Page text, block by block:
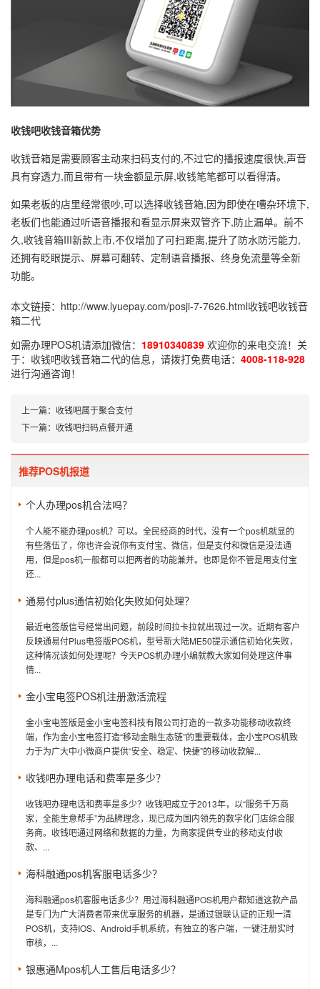
收钱吧收钱音箱优势
收钱音箱是需要顾客主动来扫码支付的,不过它的播报速度很快,声音
具有穿透力,而且带有一块金额显示屏,收钱笔笔都可以看得清。
如果老板的店里经常很吵,可以选择收钱音箱,因为即使在嘈杂环境下,
老板们也能通过听语音播报和看显示屏来双管齐下,防止漏单。前不
久,收钱音箱III新款上市,不仅增加了可扫距离,提升了防水防污能力,
还拥有眨眼提示、屏幕可翻转、定制语音播报、终身免流量等全新
功能。
本文链接： http://www.lyuepay.com/posji-7-7626.html收钱吧收钱音
箱二代
如需办理POS机请添加微信： 18910340839 欢迎你的来电交流！关
于： 收钱吧收钱音箱二代的信息，请拨打免费电话： 4008-118-928
进行沟通咨询！
上一篇： 收钱吧属于聚合支付
下一篇： 收钱吧扫码点餐开通
推荐POS机报道
个人办理pos机合法吗？
个人能不能办理pos机？可以。全民经商的时代，没有一个pos机就显的
有些落伍了，你也许会说你有支付宝、微信，但是支付和微信是没法通
用，但是pos机一般都可以把两者的功能兼并。也即是你不管是用支付宝
还...
通易付plus通信初始化失败如何处理？
最近电签版信号经常出问题，前段时间拉卡拉就出现过一次。近期有客户
反映通易付Plus电签版POS机，型号新大陆ME50提示通信初始化失败，
这种情况该如何处理呢？今天POS机办理小编就教大家如何处理这件事
情...
金小宝电签POS机注册激活流程
金小宝电签版是金小宝电签科技有限公司打造的一款多功能移动收款终
端，作为金小宝电签打造“移动金融生态链”的重要载体，金小宝POS机致
力于为广大中小微商户提供“安全、稳定、快捷”的移动收款解...
收钱吧办理电话和费率是多少？
收钱吧办理电话和费率是多少？收钱吧成立于2013年，以“服务千万商
家，全能生意帮手”为品牌理念，现已成为国内领先的数字化门店综合服
务商。收钱吧通过网络和数据的力量，为商家提供专业的移动支付收
款、...
海科融通pos机客服电话多少？
海科融通pos机客服电话多少？用过海科融通POS机用户都知道这款产品
是专门为广大消费者带来优享服务的机器，是通过银联认证的正规一清
POS机，支持IOS、Android手机系统，有独立的客户端，一键注册实时
审核，...
银惠通Mpos机人工售后电话多少？